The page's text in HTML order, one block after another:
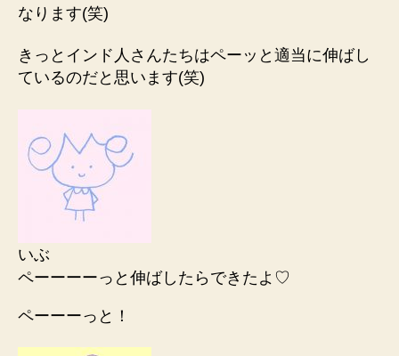
なります(笑)
きっとインド人さんたちはペーッと適当に伸ばし
ているのだと思います(笑)
いぶ
ペーーーーっと伸ばしたらできたよ♡
ペーーーっと！